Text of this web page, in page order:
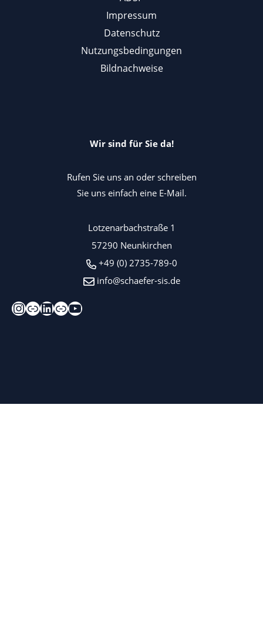
Impressum
Datenschutz
Nutzungsbedingungen
Bildnachweise
Wir sind für Sie da!
Rufen Sie uns an oder schreiben
Sie uns einfach eine E-Mail.
Lotzenarbachstraße 1
57290 Neunkirchen
+49 (0) 2735-789-0
info@schaefer-sis.de
Instagram
XingLinkedIn
Kununu
YouTube